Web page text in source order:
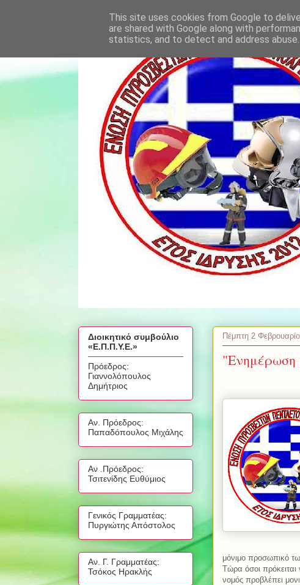
Πέμπτη 2
μόνιμο προσωπικό
Τώρα όσοι
νομός προβλέπει
Διοικητικό συμβούλιο
«Ε.Π.Π.Υ.Ε.»
Πρόεδρος:
Γιαννολόπουλος
Δημήτριος
Αν. Πρόεδρος:
Παπαδόπουλος Μιχάλης
Αν .Πρόεδρος:
Τσιτενίδης Ευθύμιος
Γενικός Γραμματέας:
Πυργιώτης Απόστολος
Αν. Γ. Γραμματέας:
Τσόκος Ηρακλής
This site uses cookies from Google to
are shared with Google along with
statistics, and to detect and address abuse.